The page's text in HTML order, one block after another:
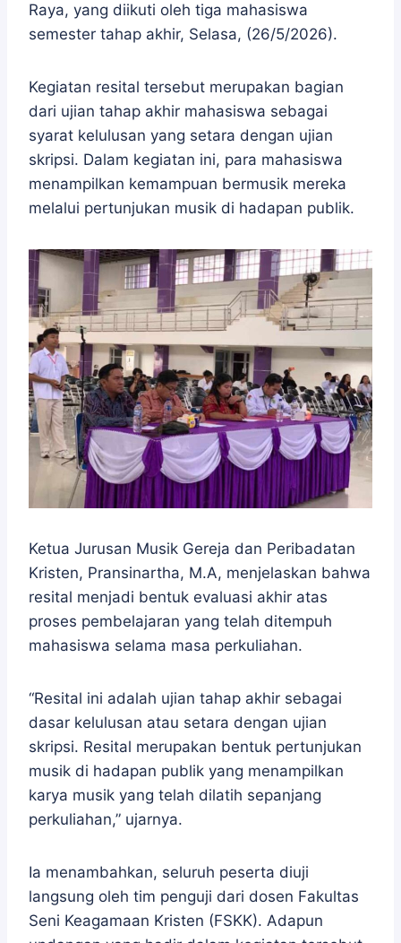
Raya, yang diikuti oleh tiga mahasiswa
semester tahap akhir, Selasa, (26/5/2026).
Kegiatan resital tersebut merupakan bagian
dari ujian tahap akhir mahasiswa sebagai
syarat kelulusan yang setara dengan ujian
skripsi. Dalam kegiatan ini, para mahasiswa
menampilkan kemampuan bermusik mereka
melalui pertunjukan musik di hadapan publik.
Ketua Jurusan Musik Gereja dan Peribadatan
Kristen, Pransinartha, M.A, menjelaskan bahwa
resital menjadi bentuk evaluasi akhir atas
proses pembelajaran yang telah ditempuh
mahasiswa selama masa perkuliahan.
“Resital ini adalah ujian tahap akhir sebagai
dasar kelulusan atau setara dengan ujian
skripsi. Resital merupakan bentuk pertunjukan
musik di hadapan publik yang menampilkan
karya musik yang telah dilatih sepanjang
perkuliahan,” ujarnya.
Ia menambahkan, seluruh peserta diuji
langsung oleh tim penguji dari dosen Fakultas
Seni Keagamaan Kristen (FSKK). Adapun